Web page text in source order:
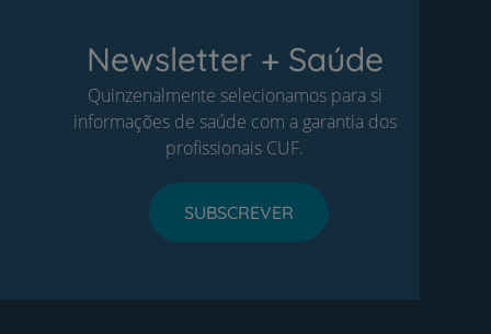
Newsletter + Saúde
Quinzenalmente selecionamos para si
informações de saúde com a garantia dos
profissionais CUF.
SUBSCREVER